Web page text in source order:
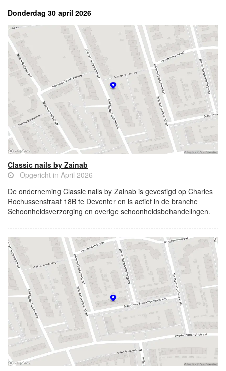
Donderdag 30 april 2026
Classic nails by Zainab
Opgericht in April 2026
De onderneming Classic nails by Zainab is gevestigd op Charles
Rochussenstraat 18B te Deventer en is actief in de branche
Schoonheidsverzorging en overige schoonheidsbehandelingen.